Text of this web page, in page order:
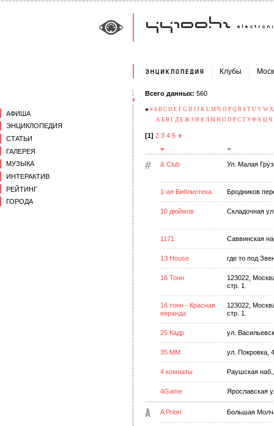
АФИША
ЭНЦИКЛОПЕДИЯ
СТАТЬИ
ГАЛЕРЕЯ
МУЗЫКА
ИНТЕРАКТИВ
РЕЙТИНГ
ГОРОДА
Клубы
Всего данных: 560
#A B C D E F G H I J K L M N O P Q R S T U V W X
А Б В Г Д Е Ж З И К Л М Н О П Р С Т У Ф Х Ц Ч
[1] 2 3 4 5
& Club Ул. Малая
1-ая Библиотека Бродников
10 дюймов Складочная
1171 Саввинская
13 House где то под
16 Тонн
123022,
стр. 1.
16 тонн - Красная
веранда
123022,
стр. 1.
25 Кадр ул.
35 ММ ул. Покровка,
4 комнаты Раушская
4Game Ярославская
A Priori Большая